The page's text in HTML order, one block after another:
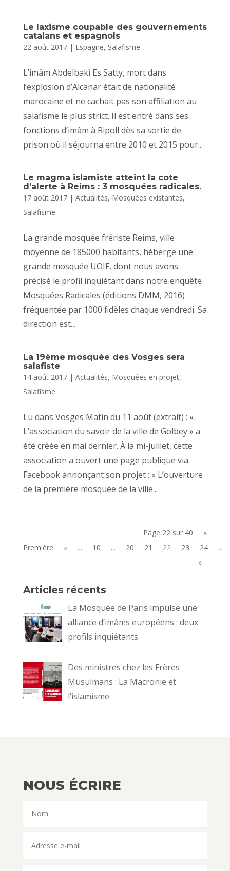
Le laxisme coupable des gouvernements
catalans et espagnols
22 août 2017| Espagne, Salafisme
L’imâm Abdelbaki Es Satty, mort dans
l’explosion d’Alcanar était de nationalité
marocaine et ne cachait pas son affiliation au
salafisme le plus strict. Il est entré dans ses
fonctions d’imâm à Ripoll dès sa sortie de
prison où il séjourna entre 2010 et 2015 pour...
Le magma islamiste atteint la cote
d’alerte à Reims : 3 mosquées radicales.
17 août 2017| Actualités, Mosquées existantes,
Salafisme
La grande mosquée frériste Reims, ville
moyenne de 185000 habitants, héberge une
grande mosquée UOIF, dont nous avons
précisé le profil inquiétant dans notre enquête
Mosquées Radicales (éditions DMM, 2016)
fréquentée par 1000 fidèles chaque vendredi. Sa
direction est...
La 19ème mosquée des Vosges sera
salafiste
14 août 2017| Actualités, Mosquées en projet,
Salafisme
Lu dans Vosges Matin du 11 août (extrait) : «
L’association du savoir de la ville de Golbey » a
été créée en mai dernier. À la mi-juillet, cette
association a ouvert une page publique via
Facebook annonçant son projet : « L’ouverture
de la première mosquée de la ville...
Page 22 sur 40
«
Première
« ... 10 ... 20 21 22 23 24
...
»
Articles récents
La Mosquée de Paris impulse une
alliance d’imâms européens : deux
profils inquiétants
Des ministres chez les Frères
Musulmans : La Macronie et
l’islamisme
NOUS ÉCRIRE